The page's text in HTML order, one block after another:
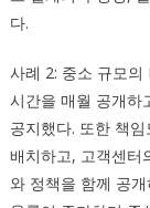
다.
사례 2: 중소 규모
시간을 매월 공개하
공지했다. 또한 책
배치하고, 고객센터
와 정책을 함께 공